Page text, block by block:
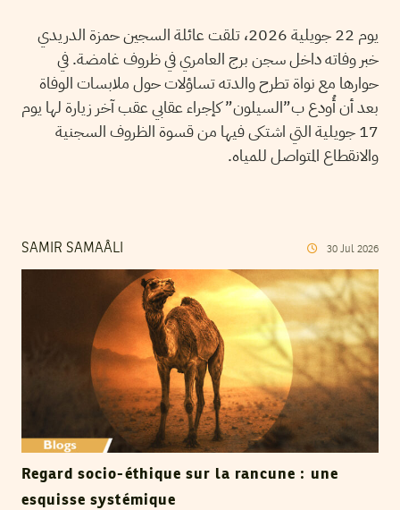
يوم 22 جويلية 2026، تلقت عائلة السجين حمزة الدريدي
خبر وفاته داخل سجن برج العامري في ظروف غامضة. في
حوارها مع نواة تطرح والدته تساؤلات حول ملابسات الوفاة
بعد أن أُودع ب”السيلون” كإجراء عقابي عقب آخر زيارة لها يوم
17 جويلية التي اشتكى فيها من قسوة الظروف السجنية
والانقطاع المتواصل للمياه.
SAMIR SAMAÂLI 30 Jul 2026
Regard socio-éthique sur la rancune : une
esquisse systémique